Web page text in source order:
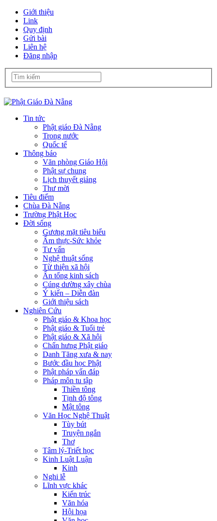
Giới thiệu
Link
Quy định
Gửi bài
Liên hệ
Đăng nhập
Tin tức
Phật giáo Đà Nẵng
Trong nước
Quốc tế
Thông báo
Văn phòng Giáo Hội
Phật sự chung
Lịch thuyết giảng
Thư mời
Tiêu điểm
Chùa Đà Nẵng
Trường Phật Học
Đời sống
Gương mặt tiêu biểu
Ẩm thực-Sức khỏe
Tư vấn
Nghệ thuật sống
Từ thiện xã hội
Ấn tống kinh sách
Cúng dường xây chùa
Ý kiến – Diễn đàn
Giới thiệu sách
Nghiên Cứu
Phật giáo & Khoa học
Phật giáo & Tuổi trẻ
Phật giáo & Xã hội
Chấn hưng Phật giáo
Danh Tăng xưa & nay
Bước đầu học Phật
Phật pháp vấn đáp
Pháp môn tu tập
Thiền tông
Tịnh độ tông
Mật tông
Văn Học Nghệ Thuật
Tùy bút
Truyện ngắn
Thơ
Tâm lý-Triết học
Kinh Luật Luận
Kinh
Nghi lễ
Lĩnh vực khác
Kiến trúc
Văn hóa
Hội họa